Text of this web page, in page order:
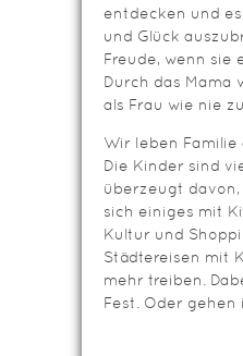
entdecken und
und Glück
Freude, wenn sie
Durch das Mama
als Frau wie nie
Wir leben
Die Kinder sind
überzeugt
sich einiges mit
Kultur und
Städtereisen mit
mehr treiben.
Fest. Oder gehen